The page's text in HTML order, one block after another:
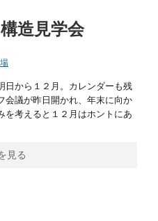
造見学会
から１２月。カレンダーも残
会議が昨日開かれ、年末に向か
を考えると１２月はホントにあ
見る